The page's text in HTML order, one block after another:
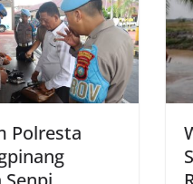
Polresta